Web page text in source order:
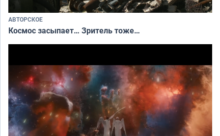
АВТОРСКОЕ
Космос засыпает… Зритель тоже…